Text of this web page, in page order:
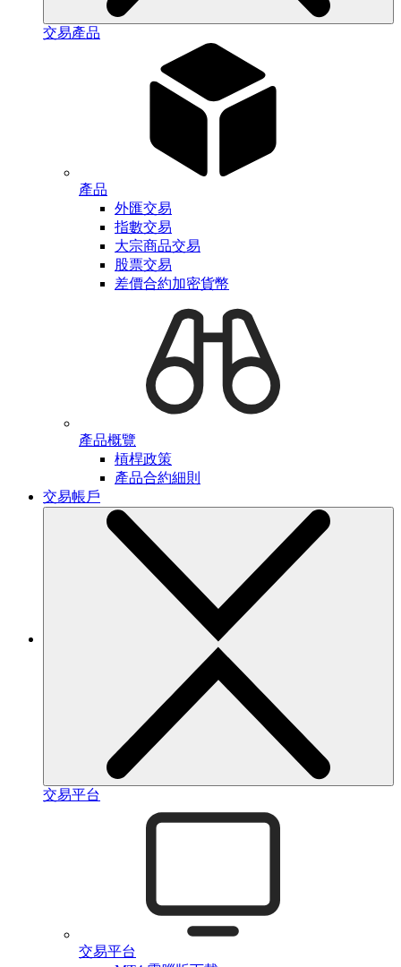
交易產品
產品
外匯交易
指數交易
大宗商品交易
股票交易
差價合約加密貨幣
產品概覽
槓桿政策
產品合約細則
交易帳戶
交易平台
交易平台